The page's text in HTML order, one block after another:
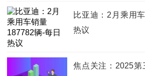
比亚迪：2月乘用
热议
焦点关注：2025第